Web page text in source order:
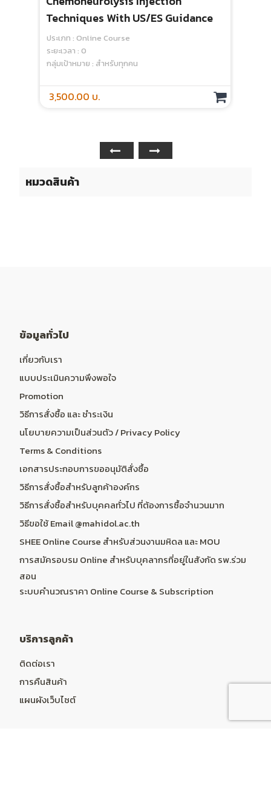
หมวดสินค้า
Techniques With US/ES Guidance
ประเภท : Online Course
ระยะเวลา : 0
กลุ่มเป้าหมาย : สำหรับทุกคน
3,500.00 บ.
ข้อมูลทั่วไป
เกี่ยวกับเรา
แบบประเมินความพึงพอใจ
Promotion
วิธีการสั่งซื้อ และ ชำระเงิน
นโยบายความเป็นส่วนตัว / Privacy Policy
Terms & Conditions
เอกสารประกอบการขออนุมัติสั่งซื้อ
วิธีการสั่งซื้อสำหรับลูกค้าองค์กร
วิธีการสั่งซื้อสำหรับบุคคลทั่วไป ที่ต้องการซื้อจำนวนมาก
วิธีขอใช้ Email @mahidol.ac.th
SHEE Online Course สำหรับส่วนงานมหิดล และ MOU
การสมัครอบรม Online สำหรับบุคลากรที่อยู่ในสังกัด รพ.ร่วม
สอน
ระบบคำนวณราคา Online Course & Subscription
บริการลูกค้า
ติดต่อเรา
การคืนสินค้า
แผนผังเว็บไซต์